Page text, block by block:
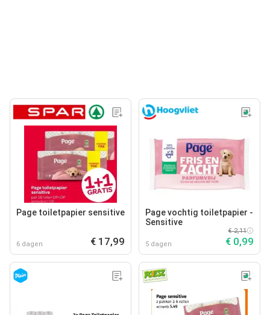
Page toiletpapier sensitive
6 dagen € 17,99
Page vochtig toiletpapier -
Sensitive
5 dagen
€ 2,11
€ 0,99